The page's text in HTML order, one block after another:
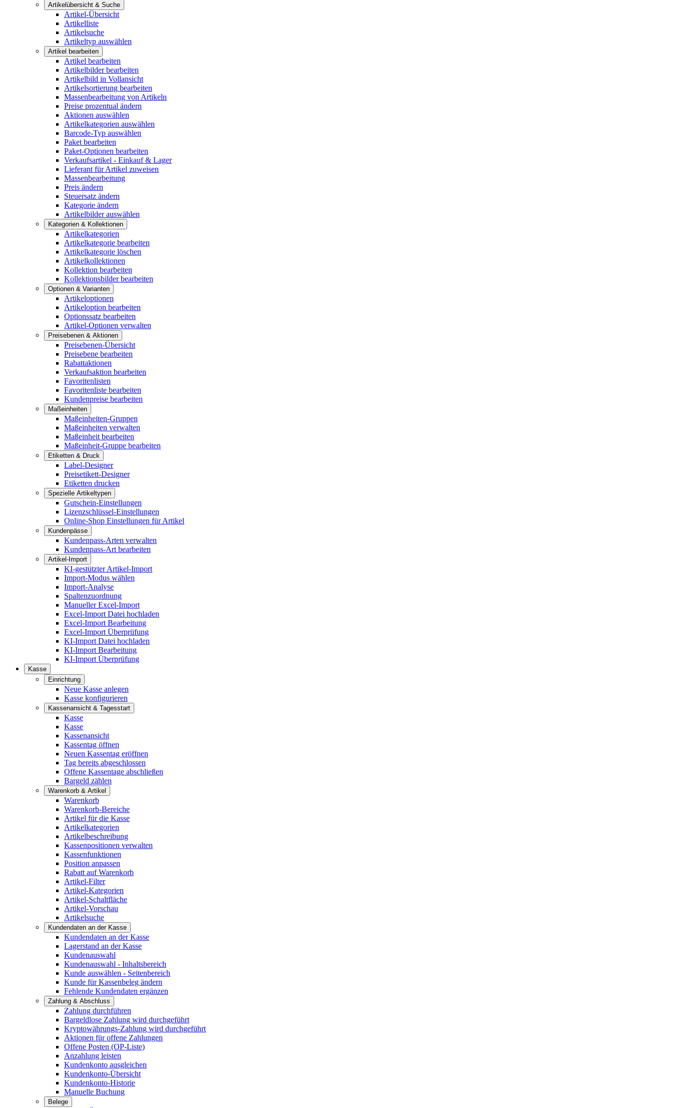
Artikelübersicht & Suche
Artikel-Übersicht
Artikelliste
Artikelsuche
Artikeltyp auswählen
Artikel bearbeiten
Artikel bearbeiten
Artikelbilder bearbeiten
Artikelbild in Vollansicht
Artikelsortierung bearbeiten
Massenbearbeitung von Artikeln
Preise prozentual ändern
Aktionen auswählen
Artikelkategorien auswählen
Barcode-Typ auswählen
Paket bearbeiten
Paket-Optionen bearbeiten
Verkaufsartikel - Einkauf & Lager
Lieferant für Artikel zuweisen
Massenbearbeitung
Preis ändern
Steuersatz ändern
Kategorie ändern
Artikelbilder auswählen
Kategorien & Kollektionen
Artikelkategorien
Artikelkategorie bearbeiten
Artikelkategorie löschen
Artikelkollektionen
Kollektion bearbeiten
Kollektionsbilder bearbeiten
Optionen & Varianten
Artikeloptionen
Artikeloption bearbeiten
Optionssatz bearbeiten
Artikel-Optionen verwalten
Preisebenen & Aktionen
Preisebenen-Übersicht
Preisebene bearbeiten
Rabattaktionen
Verkaufsaktion bearbeiten
Favoritenlisten
Favoritenliste bearbeiten
Kundenpreise bearbeiten
Maßeinheiten
Maßeinheiten-Gruppen
Maßeinheiten verwalten
Maßeinheit bearbeiten
Maßeinheit-Gruppe bearbeiten
Etiketten & Druck
Label-Designer
Preisetikett-Designer
Etiketten drucken
Spezielle Artikeltypen
Gutschein-Einstellungen
Lizenzschlüssel-Einstellungen
Online-Shop Einstellungen für Artikel
Kundenpässe
Kundenpass-Arten verwalten
Kundenpass-Art bearbeiten
Artikel-Import
KI-gestützter Artikel-Import
Import-Modus wählen
Import-Analyse
Spaltenzuordnung
Manueller Excel-Import
Excel-Import Datei hochladen
Excel-Import Bearbeitung
Excel-Import Überprüfung
KI-Import Datei hochladen
KI-Import Bearbeitung
KI-Import Überprüfung
Kasse
Einrichtung
Neue Kasse anlegen
Kasse konfigurieren
Kassenansicht & Tagesstart
Kasse
Kasse
Kassenansicht
Kassentag öffnen
Neuen Kassentag eröffnen
Tag bereits abgeschlossen
Offene Kassentage abschließen
Bargeld zählen
Warenkorb & Artikel
Warenkorb
Warenkorb-Bereiche
Artikel für die Kasse
Artikelkategorien
Artikelbeschreibung
Kassenpositionen verwalten
Kassenfunktionen
Position anpassen
Rabatt auf Warenkorb
Artikel-Filter
Artikel-Kategorien
Artikel-Schaltfläche
Artikel-Vorschau
Artikelsuche
Kundendaten an der Kasse
Kundendaten an der Kasse
Lagerstand an der Kasse
Kundenauswahl
Kundenauswahl - Inhaltsbereich
Kunde auswählen - Seitenbereich
Kunde für Kassenbeleg ändern
Fehlende Kundendaten ergänzen
Zahlung & Abschluss
Zahlung durchführen
Bargeldlose Zahlung wird durchgeführt
Kryptowährungs-Zahlung wird durchgeführt
Aktionen für offene Zahlungen
Offene Posten (OP-Liste)
Anzahlung leisten
Kundenkonto ausgleichen
Kundenkonto-Übersicht
Kundenkonto-Historie
Manuelle Buchung
Belege